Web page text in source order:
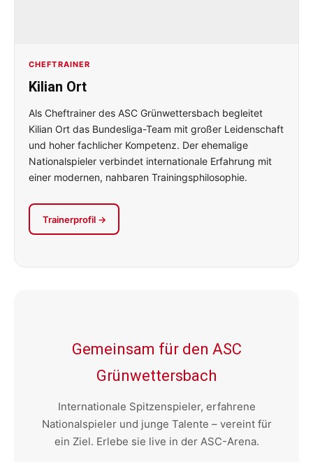
CHEFTRAINER
Kilian Ort
Als Cheftrainer des ASC Grünwettersbach begleitet
Kilian Ort das Bundesliga-Team mit großer Leidenschaft
und hoher fachlicher Kompetenz. Der ehemalige
Nationalspieler verbindet internationale Erfahrung mit
einer modernen, nahbaren Trainingsphilosophie.
Trainerprofil →
Gemeinsam für den ASC
Grünwettersbach
Internationale Spitzenspieler, erfahrene
Nationalspieler und junge Talente – vereint für
ein Ziel. Erlebe sie live in der ASC-Arena.